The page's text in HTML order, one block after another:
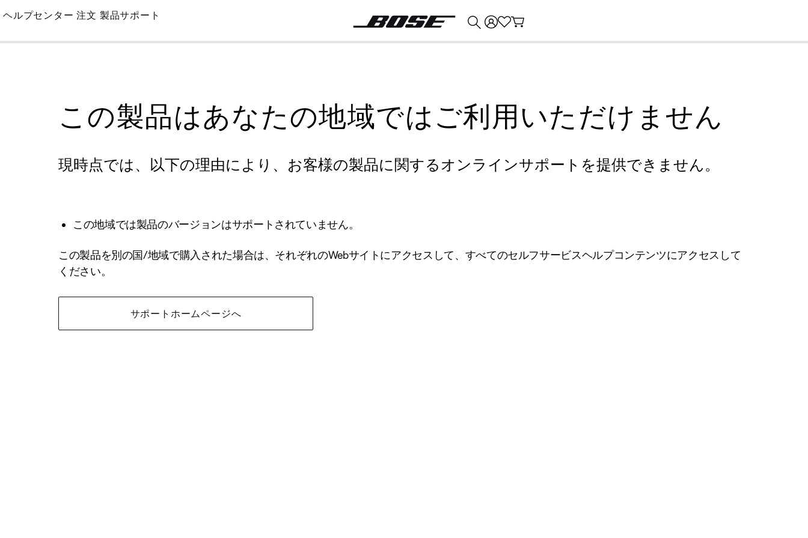
Skip
Main
ヘルプセンター 注文 製品サポート
この製品はあなたの地域ではご利用いただけません
現時点では、以下の理由により、お客様の製品に関するオンラインサポートを提供できません。
この地域では製品のバージョンはサポートされていません。
この製品を別の国/地域で購入された場合は、それぞれのWebサイトにアクセスして、すべてのセルフサービスヘルプコンテンツにアクセスして
ください。
サポートホームページへ